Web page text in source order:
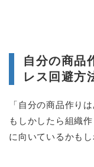
自分の商品
レス回避方
「自分の商品作り
もしかしたら組織
に向いているかもし